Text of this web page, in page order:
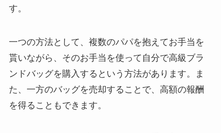
す。
一つの方法として、複数のパパを抱えてお手当を
貰いながら、そのお手当を使って自分で高級ブラ
ンドバッグを購入するという方法があります。ま
た、一方のバッグを売却することで、高額の報酬
を得ることもできます。